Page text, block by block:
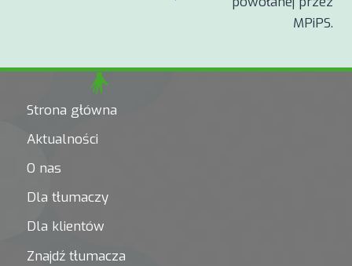
MPiPS.
Strona główna
Aktualności
O nas
Dla tłumaczy
Dla klientów
Znajdź tłumacza